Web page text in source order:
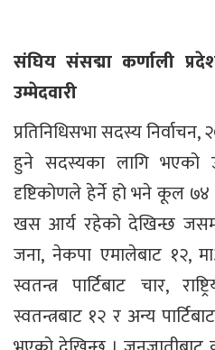
संघिय संसद्मा कर्णाली
उम्मेदवारी
प्रतिनिधिसभा सदस्य निर्वाचन,
हुने सदस्यका लागि भएको
दृष्टिकोणले हेर्ने हो भने कूल
खस आर्य रहेको देखिन्छ
जना, नेकपा एमालेबाट १२,
स्वतन्त्र पार्टिबाट चार,
स्वतन्त्रबाट १२ र अन्य